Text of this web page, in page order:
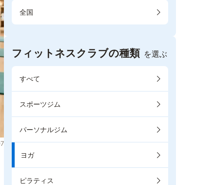
全国
フィットネスクラブの種類 を選ぶ
すべて
スポーツジム
パーソナルジム
ヨガ
ピラティス